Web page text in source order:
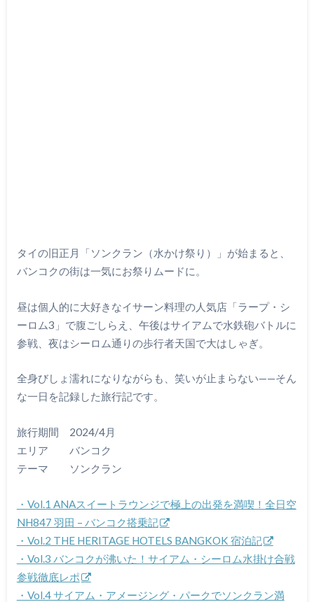
タイの旧正月「ソンクラン（水かけ祭り）」が始まると、
バンコクの街は一気にお祭りムードに。
昼は個人的に大好きなイサーン料理の人気店「ラープ・シ
ーロム3」で腹ごしらえ、午後はサイアムで水鉄砲バトルに
参戦、夜はシーロム通りの歩行者天国で大はしゃぎ。
全身びしょ濡れになりながらも、笑いが止まらない——そん
な一日を記録した旅行記です。
旅行期間 2024/4月
エリア バンコク
テーマ ソンクラン
・Vol.1 ANAスイートラウンジで極上の出発を満喫！全日空
NH847 羽田 – バンコク搭乗記
・Vol.2 THE HERITAGE HOTELS BANGKOK 宿泊記
・Vol.3 バンコクが沸いた！サイアム・シーロム水掛け合戦
参戦徹底レポ
・Vol.4 サイアム・アメージング・パークでソンクラン満